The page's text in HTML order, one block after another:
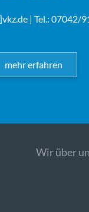
| Tel.: 07042/
mehr erfahren
Wir über